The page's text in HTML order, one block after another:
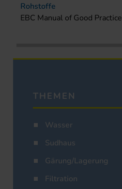
Rohstoffe
EBC Manual of Good Practice
THEMEN
Wasser
Sudhaus
Gärung/Lagerung
Filtration